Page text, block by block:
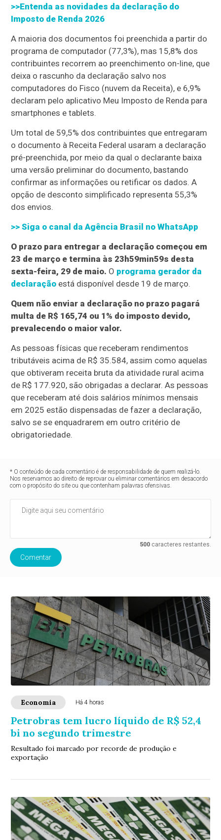
>>Entenda as novidades da declaração do
Imposto de Renda 2026
A maioria dos documentos foi preenchida a partir do
programa de computador (77,3%), mas 15,8% dos
contribuintes recorrem ao preenchimento on-line, que
deixa o rascunho da declaração salvo nos
computadores do Fisco (nuvem da Receita), e 6,9%
declaram pelo aplicativo Meu Imposto de Renda para
smartphones e tablets.
Um total de 59,5% dos contribuintes que entregaram
o documento à Receita Federal usaram a declaração
pré-preenchida, por meio da qual o declarante baixa
uma versão preliminar do documento, bastando
confirmar as informações ou retificar os dados. A
opção de desconto simplificado representa 55,3%
dos envios.
>> Siga o canal daAgência Brasil no WhatsApp
O prazo para entregar a declaração começou em
23 de março e termina às 23h59min59s desta
sexta-feira, 29 de maio. O programa gerador da
declaração está disponível desde 19 de março.
Quem não enviar a declaração no prazo pagará
multa de R$ 165,74 ou 1% do imposto devido,
prevalecendo o maior valor.
As pessoas físicas que receberam rendimentos
tributáveis acima de R$ 35.584, assim como aquelas
que obtiveram receita bruta da atividade rural acima
de R$ 177.920, são obrigadas a declarar. As pessoas
que receberam até dois salários mínimos mensais
em 2025 estão dispensadas de fazer a declaração,
salvo se se enquadrarem em outro critério de
obrigatoriedade.
* O conteúdo de cada comentário é de responsabilidade de quem realizá-lo.
Nos reservamos ao direito de reprovar ou eliminar comentários em desacordo
com o propósito do site ou que contenham palavras ofensivas.
500caracteres restantes.
Comentar
Economia Há 4 horas
Petrobras tem lucro líquido de R$ 52,4
bi no segundo trimestre
Resultado foi marcado por recorde de produção e
exportação